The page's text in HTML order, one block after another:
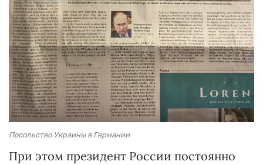
Посольство Украины в Германии
При этом президент России постоянно